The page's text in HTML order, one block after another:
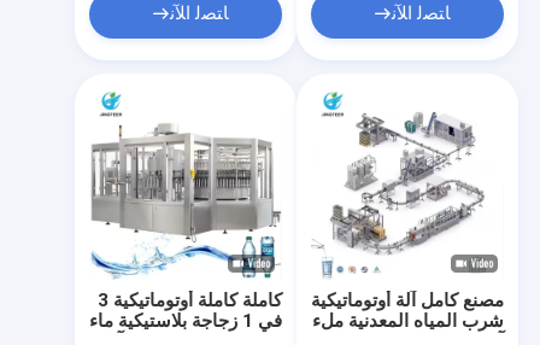
ﺎﺘﺼﻟ ﺍﻶﻧ ﺎﺘﺼﻟ ﺍﻶﻧ
كاملة كاملة أوتوماتيكية 3
في 1 زجاجة بلاستيكية ماء
مصنع كامل آلة أوتوماتيكية
شرب المياه المعدنية ملء